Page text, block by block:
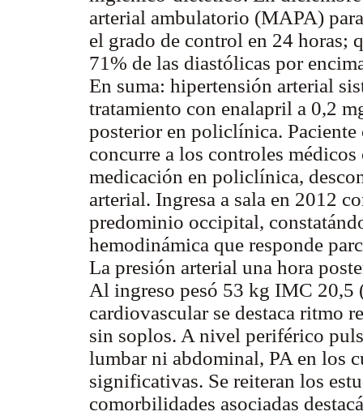
arterial ambulatorio (MAPA)
el grado de control en 24 horas;
71% de las diastólicas por
En suma: hipertensión arterial
tratamiento con enalapril a 0,2
posterior en policlínica. Paciente
concurre a los controles
medicación en policlínica,
arterial. Ingresa a sala en 2012
predominio occipital,
hemodinámica que responde
La presión arterial una hora
Al ingreso pesó 53 kg IMC 20,5
cardiovascular se destaca ritmo
sin soplos. A nivel periférico
lumbar ni abdominal, PA en los
significativas. Se reiteran los
comorbilidades asociadas